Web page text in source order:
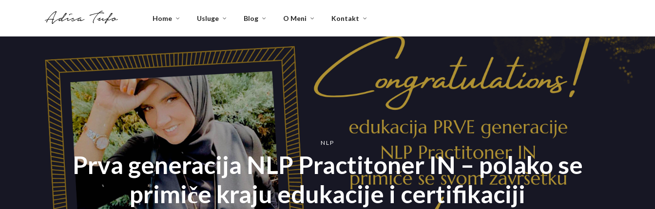
Home Usluge Blog O Meni Kontakt
NLP
Prva generacija NLP Practitoner IN – polako se
primiče kraju edukacije i certifikaciji